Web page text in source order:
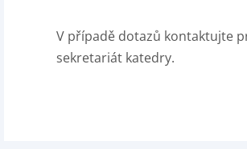
V případě dotazů kontaktujte
sekretariát katedry.